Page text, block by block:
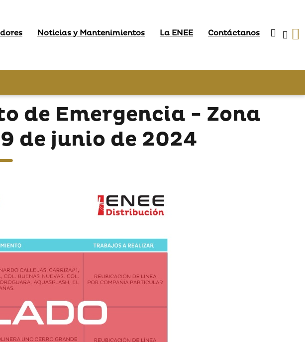
Noticias y Mantenimientos La ENEE Contáctanos
de Emergencia - Zona
de junio de 2024